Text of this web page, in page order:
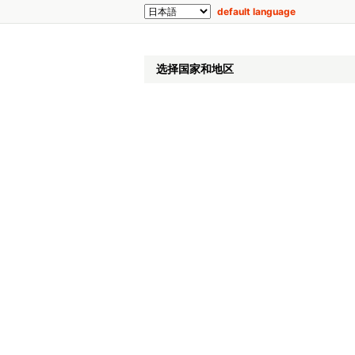
default language
选择国家和地区